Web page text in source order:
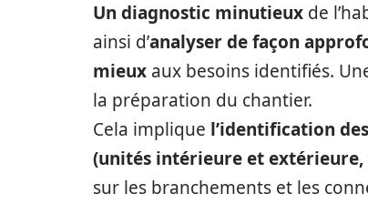
Un diagnostic minutieux de
ainsi d’analyser de façon
mieux aux besoins identifiés.
la préparation du chantier.
Cela implique l’identification
(unités intérieure et
sur les branchements et les